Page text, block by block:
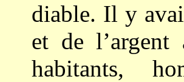
diable. Il y
et de
habitants,